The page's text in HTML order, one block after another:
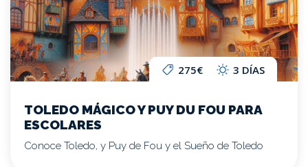
275€ 3 DÍAS
TOLEDO MÁGICO Y PUY DU FOU PARA
ESCOLARES
Conoce Toledo, y Puy de Fou y el Sueño de Toledo